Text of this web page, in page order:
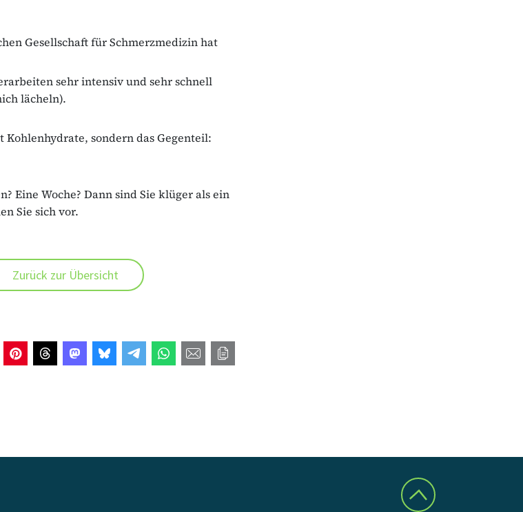
Gesellschaft für Schmerzmedizin hat
sehr intensiv und sehr schnell
lächeln).
sondern das Gegenteil:
Eine Woche? Dann sind Sie klüger als ein
Sie sich vor.
Zurück zur Übersicht